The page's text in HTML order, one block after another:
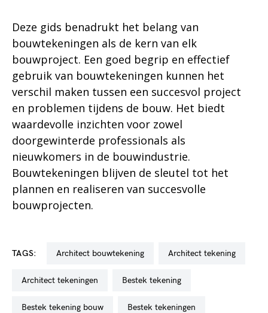
Deze gids benadrukt het belang van
bouwtekeningen als de kern van elk
bouwproject. Een goed begrip en effectief
gebruik van bouwtekeningen kunnen het
verschil maken tussen een succesvol project
en problemen tijdens de bouw. Het biedt
waardevolle inzichten voor zowel
doorgewinterde professionals als
nieuwkomers in de bouwindustrie.
Bouwtekeningen blijven de sleutel tot het
plannen en realiseren van succesvolle
bouwprojecten.
TAGS: architect bouwtekening architect tekening
architect tekeningen bestek tekening
bestek tekening bouw bestek tekeningen